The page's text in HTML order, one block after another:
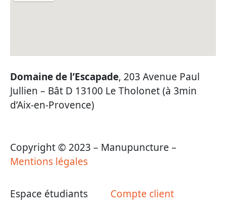
Domaine de l’Escapade, 203 Avenue Paul
Jullien – Bât D 13100 Le Tholonet (à 3min
d’Aix-en-Provence)
Copyright © 2023 – Manupuncture –
Mentions légales
Espace étudiants Compte client